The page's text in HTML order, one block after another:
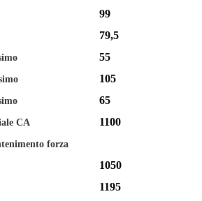
99
79,5
55
105
65
CA 1100
forza
1050
1195